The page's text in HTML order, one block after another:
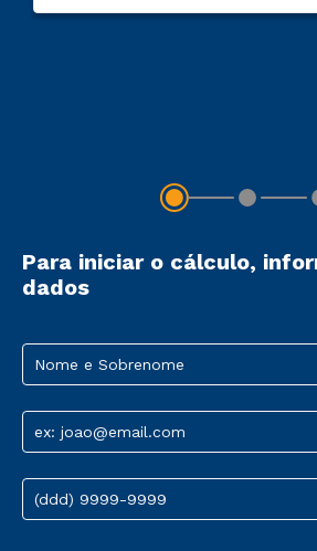
Para iniciar o cálculo,
dados
Nome e Sobrenome
ex: joao@email.com
(ddd) 9999-9999